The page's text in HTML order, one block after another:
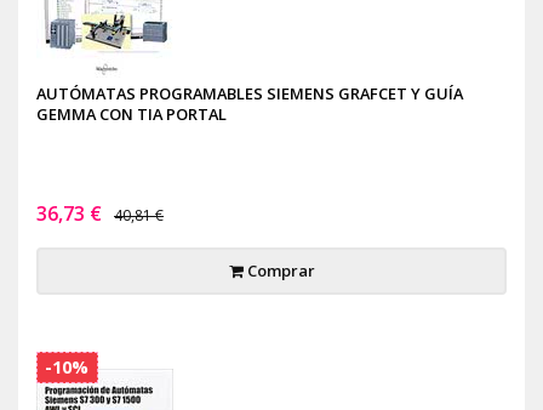
AUTÓMATAS PROGRAMABLES SIEMENS GRAFCET Y GUÍA
GEMMA CON TIA PORTAL
36,73 € 40,81 €
Comprar
-10%